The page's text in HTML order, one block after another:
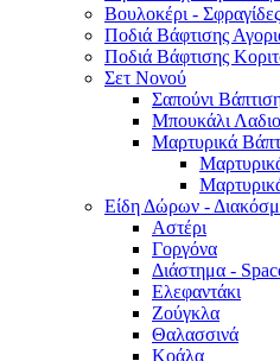
Βουλοκέρι - Σφραγίδες
Ποδιά Βάφτισης
Ποδιά Βάφτισης
Σετ Νονού
Σαπούνι
Μπουκάλι
Μαρτυρικά
Είδη Δώρων -
Αστέρι
Γοργόνα
Διάστημα -
Ελεφαντάκι
Ζούγκλα
Θαλασσινά
Κοάλα